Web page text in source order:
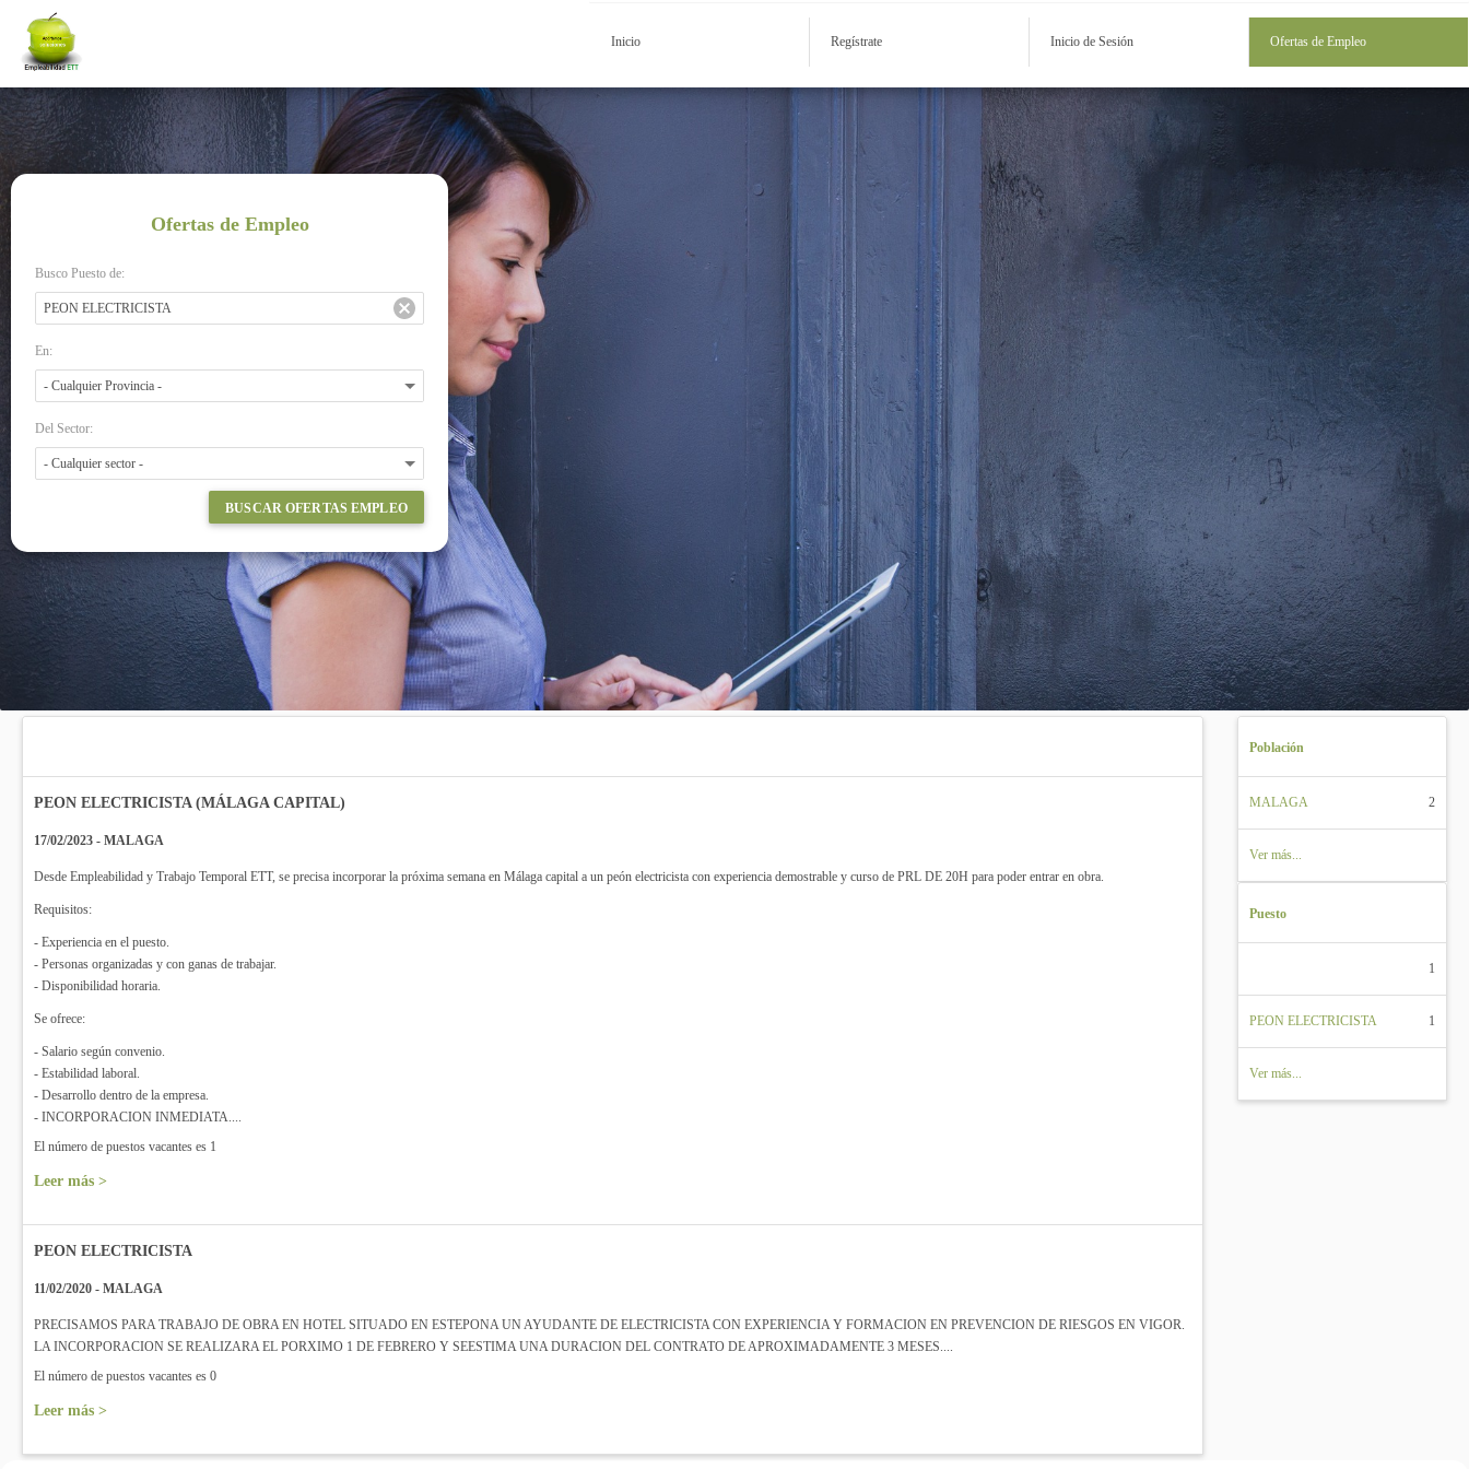
Inicio Regístrate Inicio de Sesión Ofertas de Empleo
Ofertas de Empleo
Busco Puesto de:
En:
Del Sector:
BUSCAR OFERTAS EMPLEO
PEON ELECTRICISTA (MÁLAGA CAPITAL)
17/02/2023 - MALAGA
Desde Empleabilidad y Trabajo Temporal ETT, se precisa incorporar la próxima semana en Málaga capital a un peón electricista con experiencia demostrable y curso de PRL DE 20H para poder entrar en obra.
Requisitos:
- Experiencia en el puesto.
- Personas organizadas y con ganas de trabajar.
- Disponibilidad horaria.
Se ofrece:
- Salario según convenio.
- Estabilidad laboral.
- Desarrollo dentro de la empresa.
- INCORPORACION INMEDIATA....
El número de puestos vacantes es 1
Leer más >
PEON ELECTRICISTA
11/02/2020 - MALAGA
PRECISAMOS PARA TRABAJO DE OBRA EN HOTEL SITUADO EN ESTEPONA UN AYUDANTE DE ELECTRICISTA CON EXPERIENCIA Y FORMACION EN PREVENCION DE RIESGOS EN VIGOR.
LA INCORPORACION SE REALIZARA EL PORXIMO 1 DE FEBRERO Y SEESTIMA UNA DURACION DEL CONTRATO DE APROXIMADAMENTE 3 MESES....
El número de puestos vacantes es 0
Leer más >
Población
MALAGA 2
Ver más...
Puesto
1
PEON ELECTRICISTA 1
Ver más...